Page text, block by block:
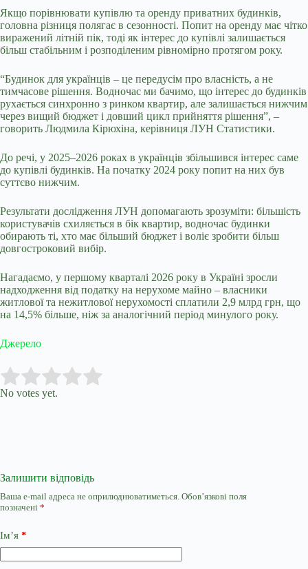
Якщо порівнювати купівлю та оренду приватних будинків,
головна різниця полягає в сезонності. Попит на оренду має чітко
виражений літній пік, тоді як інтерес до купівлі залишається
більш стабільним і розподіленим рівномірно протягом року.
“Будинок для українців – це передусім про власність, а не
тимчасове рішення. Водночас ми бачимо, що інтерес до будинків
рухається синхронно з ринком квартир, але залишається нижчим
через вищий бюджет і довший цикл прийняття рішення”, –
говорить Людмила Кірюхіна, керівниця ЛУН Статистики.
До речі, у 2025–2026 роках в українців збільшився інтерес саме
до купівлі будинків. На початку 2024 року попит на них був
суттєво нижчим.
Результати дослідження ЛУН допомагають зрозуміти: більшість
користувачів схиляється в бік квартир, водночас будинки
обирають ті, хто має більший бюджет і воліє зробити більш
довгостроковий вибір.
Нагадаємо, у першому кварталі 2026 року в Україні зросли
надходження від податку на нерухоме майно – власники
житлової та нежитлової нерухомості сплатили 2,9 млрд грн, що
на 14,5% більше, ніж за аналогічний період минулого року.
Джерело
Rate this item:
No votes yet.
Залишити відповідь
Ваша e-mail адреса не оприлюднюватиметься. Обов’язкові поля
позначені *
Ім’я *